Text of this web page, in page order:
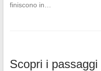
finiscono in…
Scopri i